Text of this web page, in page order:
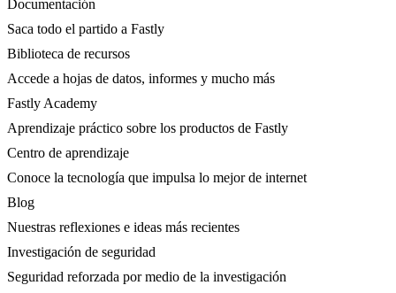
Documentación
Saca todo el partido a Fastly
Biblioteca de recursos
Accede a hojas de datos, informes y mucho más
Fastly Academy
Aprendizaje práctico sobre los productos de Fastly
Centro de aprendizaje
Conoce la tecnología que impulsa lo mejor de internet
Blog
Nuestras reflexiones e ideas más recientes
Investigación de seguridad
Seguridad reforzada por medio de la investigación